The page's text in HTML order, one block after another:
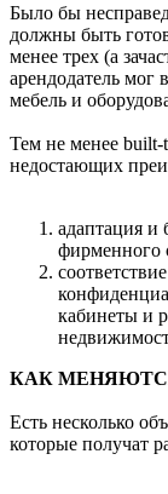
Было бы
должны быть
менее трех (а
арендодатель мог
мебель и
Тем не менее
недостающих
адаптация и
фирменного
кабинеты и
КАК
Есть несколько
которые получат